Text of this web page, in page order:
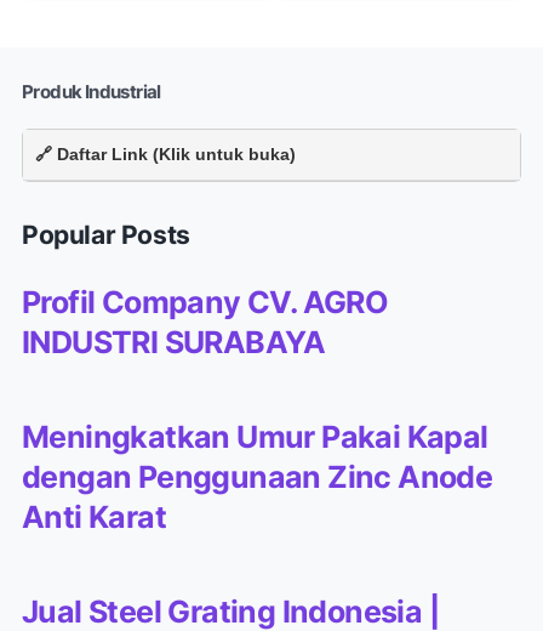
Produk Industrial
🔗 Daftar Link (Klik untuk buka)
Popular Posts
Profil Company CV. AGRO
INDUSTRI SURABAYA
Meningkatkan Umur Pakai Kapal
dengan Penggunaan Zinc Anode
Anti Karat
Jual Steel Grating Indonesia |